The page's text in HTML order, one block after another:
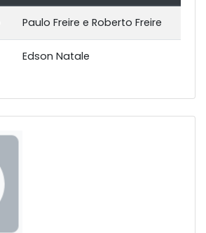
Paulo Freire e Roberto Freire
Edson Natale